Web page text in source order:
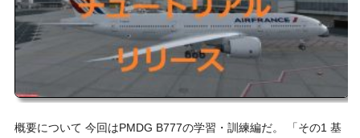
概要について 今回はPMDG B777の学習・訓練編だ。 「その1 基